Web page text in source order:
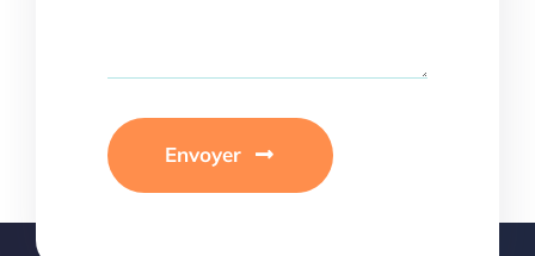
Envoyer